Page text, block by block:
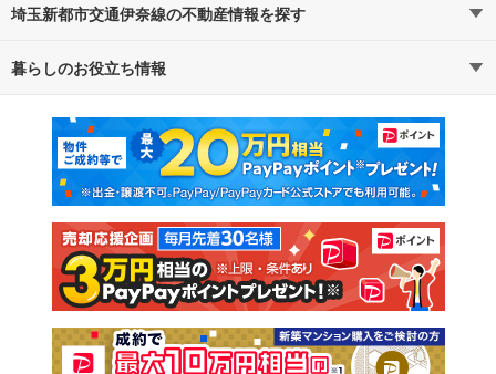
路線・駅から探す 地域から探す
通勤・通学時間から探す
埼玉新都市交通伊奈線の不動産情報を探す
不動産・住宅
新築マンション 中古マンション
新築一戸建て 中古一戸建て
注文住宅 土地
売却査定
暮らしのお役立ち情報
マンションカタログ 教えて！住まいの先生